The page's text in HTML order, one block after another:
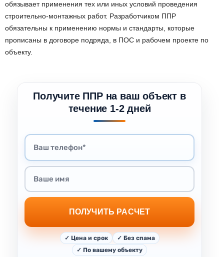
обязывает применения тех или иных условий проведения
строительно-монтажных работ. Разработчиком ППР
обязательны к применению нормы и стандарты, которые
прописаны в договоре подряда, в ПОС и рабочем проекте по
объекту.
Получите ППР на ваш объект в
течение 1-2 дней
ПОЛУЧИТЬ РАСЧЕТ
✓ Цена и срок
✓ Без спама
✓ По вашему объекту